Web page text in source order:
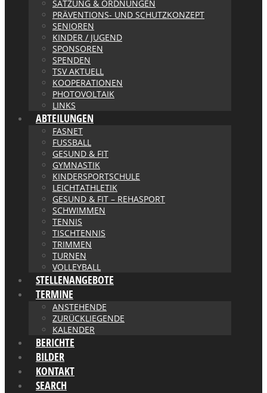
SATZUNG & ORDNUNGEN
PRÄVENTIONS- UND SCHUTZKONZEPT
SENIOREN
KINDER / JUGEND
SPONSOREN
SPENDEN
TSV AKTUELL
KOOPERATIONEN
PHOTOVOLTAIK
LINKS
ABTEILUNGEN
FASNET
FUSSBALL
GESUND & FIT
GYMNASTIK
KINDERSPORTSCHULE
LEICHTATHLETIK
GESUND & FIT – REHASPORT
SCHWIMMEN
TENNIS
TISCHTENNIS
TRIMMEN
TURNEN
VOLLEYBALL
STELLENANGEBOTE
TERMINE
ANSTEHENDE
ZURÜCKLIEGENDE
KALENDER
BERICHTE
BILDER
KONTAKT
SEARCH